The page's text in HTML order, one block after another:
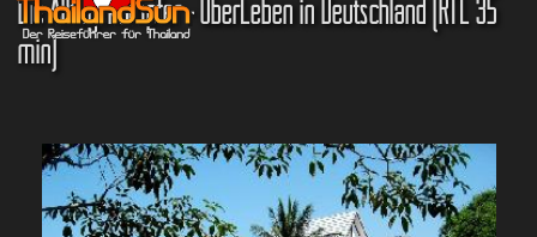
Die Alltagskämpfer - ÜberLeben in Deutschland (RTL 35
min)